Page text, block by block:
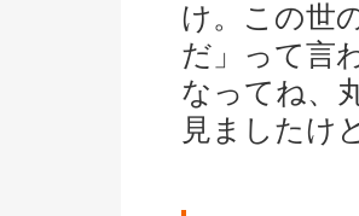
け。この世
だ」って言
なってね、
見ましたけ